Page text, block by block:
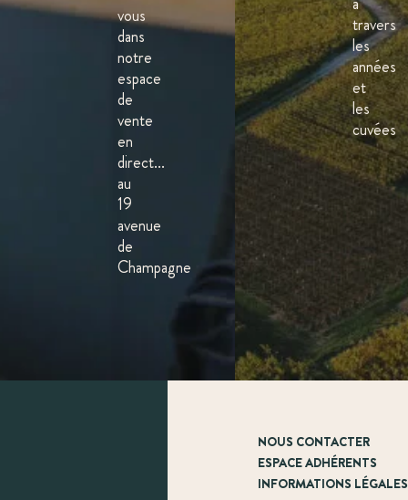
vous
dans
notre
espace
de
vente
en
direct...
au
19
avenue
de
Champagne
travers
les
années
et
les
cuvées
NOUS CONTACTER
ESPACE ADHÉRENTS
INFORMATIONS LÉGALES